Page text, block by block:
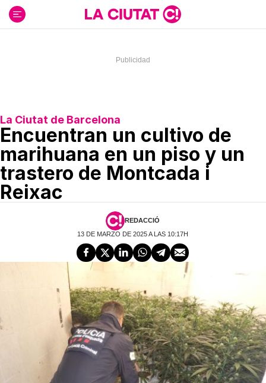
contenido
La Ciutat de Barcelona
Encuentran un cultivo de
marihuana en un piso y un
trastero de Montcada i
Reixac
REDACCIÓ
13 DE MARZO DE 2025 A LAS 10:17H